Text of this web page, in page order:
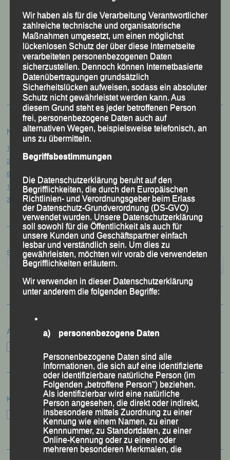
50 Jahre LG Passau
Festzschrift
Neueste Beiträge
15. Pörndorfer Sommernachtslauf – Pörndorf, 01.08.2026
20. Goldener Steig-Lauf – Stozec/Tusset, 01.08.2026
61. Bergsportfest – Ortenburg, 26.07.2026
12. Loser Berglauf – Altaussee/Österreich, 25.07.2026
32. Sommerbiathlon – Passau, 18.07.2026
Suchen
Archiv
Archiv
Kategorien
Kategorien
Wir haben als für die Verarbeitung Verantwortlicher
zahlreiche technische und organisatorische
Maßnahmen umgesetzt, um einen möglichst
lückenlosen Schutz der über diese Internetseite
verarbeiteten personenbezogenen Daten
sicherzustellen. Dennoch können Internetbasierte
Datenübertragungen grundsätzlich
Sicherheitslücken aufweisen, sodass ein absoluter
Schutz nicht gewährleistet werden kann. Aus
diesem Grund steht es jeder betroffenen Person
frei, personenbezogene Daten auch auf
alternativen Wegen, beispielsweise telefonisch, an
uns zu übermitteln.
Begriffsbestimmungen
Die Datenschutzerklärung beruht auf den
Begrifflichkeiten, die durch den Europäischen
Richtlinien- und Verordnungsgeber beim Erlass
der Datenschutz-Grundverordnung (DS-GVO)
verwendet wurden. Unsere Datenschutzerklärung
soll sowohl für die Öffentlichkeit als auch für
unsere Kunden und Geschäftspartner einfach
lesbar und verständlich sein. Um dies zu
gewährleisten, möchten wir vorab die verwendeten
Begrifflichkeiten erläutern.
Wir verwenden in dieser Datenschutzerklärung
unter anderem die folgenden Begriffe:
a) personenbezogene Daten
Personenbezogene Daten sind alle
Informationen, die sich auf eine identifizierte
oder identifizierbare natürliche Person (im
Folgenden „betroffene Person") beziehen.
Als identifizierbar wird eine natürliche
Person angesehen, die direkt oder indirekt,
insbesondere mittels Zuordnung zu einer
Kennung wie einem Namen, zu einer
Kennnummer, zu Standortdaten, zu einer
Online-Kennung oder zu einem oder
mehreren besonderen Merkmalen, die